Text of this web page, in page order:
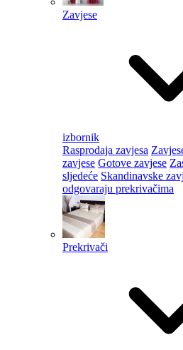
Zavjese
izbornik
Rasprodaja zavjesa
zavjese Gotove zavjese
sljedeće Skandinavske
odgovaraju prekrivačima
Prekrivači